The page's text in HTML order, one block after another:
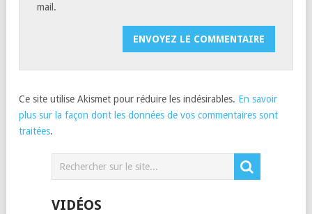
mail.
Ce site utilise Akismet pour réduire les indésirables. En savoir
plus sur la façon dont les données de vos commentaires sont
traitées.
VIDÉOS